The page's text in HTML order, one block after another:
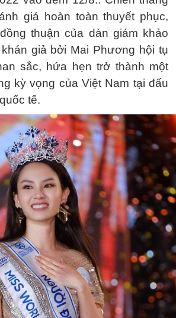
giá hoàn toàn thuyết phục,
thuận của dàn giám khảo
giả bởi Mai Phương hội tụ
sắc, hứa hẹn trở thành một
kỳ vọng của Việt Nam tại đấu
tế.